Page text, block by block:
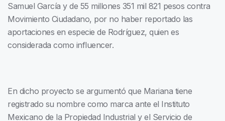
Samuel García y de 55 millones 351 mil 821 pesos contra
Movimiento Ciudadano, por no haber reportado las
aportaciones en especie de Rodríguez, quien es
considerada como influencer.
En dicho proyecto se argumentó que Mariana tiene
registrado su nombre como marca ante el Instituto
Mexicano de la Propiedad Industrial y el Servicio de